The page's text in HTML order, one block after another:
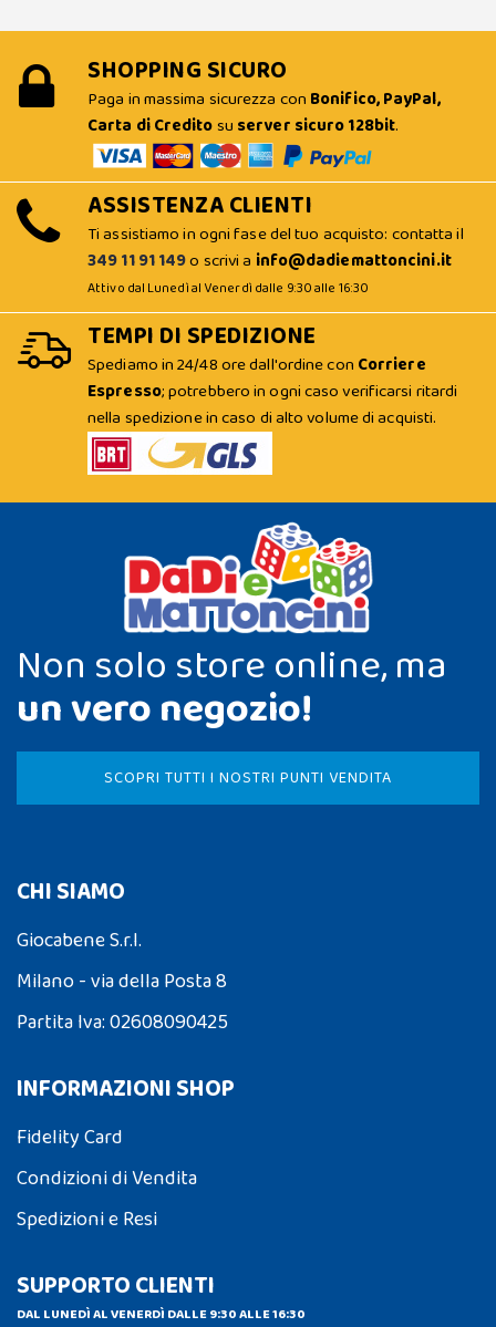
SHOPPING SICURO
Paga in massima sicurezza con Bonifico, PayPal,
Carta di Creditosu server sicuro 128bit.
ASSISTENZA CLIENTI
Ti assistiamo in ogni fase del tuo acquisto: contatta il
349 11 91 149o scrivi a info@dadiemattoncini.it
Attivo dal Lunedì al Venerdì dalle 9:30 alle 16:30
TEMPI DI SPEDIZIONE
Spediamo in 24/48 ore dall'ordine con Corriere
Espresso; potrebbero in ogni caso verificarsi ritardi
nella spedizione in caso di alto volume di acquisti.
Non solo store online, ma
un vero negozio!
SCOPRI TUTTI I NOSTRI PUNTI VENDITA
CHI SIAMO
Giocabene S.r.l.
Milano - via della Posta 8
Partita Iva: 02608090425
INFORMAZIONI SHOP
Fidelity Card
Condizioni di Vendita
Spedizioni e Resi
SUPPORTO CLIENTI
DAL LUNEDÌ AL VENERDÌ DALLE 9:30 ALLE 16:30